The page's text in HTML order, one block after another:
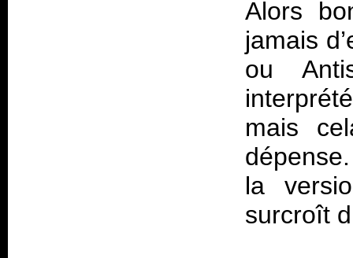
Alors
jamais
ou
mais
la
surcroît